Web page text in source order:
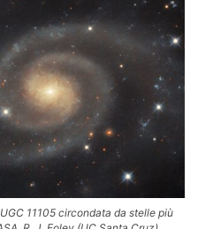
11105 circondata da stelle più